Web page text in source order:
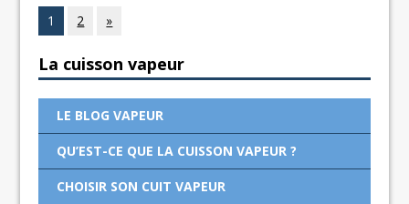
1 2 »
La cuisson vapeur
LE BLOG VAPEUR
QU’EST-CE QUE LA CUISSON VAPEUR ?
CHOISIR SON CUIT VAPEUR